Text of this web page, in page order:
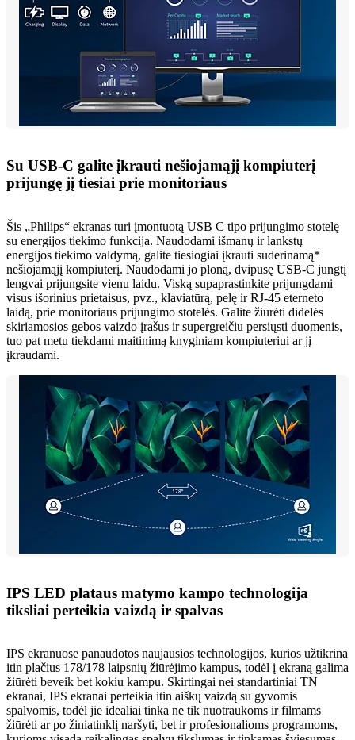
Su USB-C galite įkrauti nešiojamąjį kompiuterį
prijungę jį tiesiai prie monitoriaus
Šis „Philips“ ekranas turi įmontuotą USB C tipo prijungimo stotelę
su energijos tiekimo funkcija. Naudodami išmanų ir lankstų
energijos tiekimo valdymą, galite tiesiogiai įkrauti suderinamą*
nešiojamąjį kompiuterį. Naudodami jo ploną, dvipusę USB-C jungtį
lengvai prijungsite vienu laidu. Viską supaprastinkite prijungdami
visus išorinius prietaisus, pvz., klaviatūrą, pelę ir RJ-45 eterneto
laidą, prie monitoriaus prijungimo stotelės. Galite žiūrėti didelės
skiriamosios gebos vaizdo įrašus ir supergreičiu persiųsti duomenis,
tuo pat metu tiekdami maitinimą knyginiam kompiuteriui ar jį
įkraudami.
IPS LED plataus matymo kampo technologija
tiksliai perteikia vaizdą ir spalvas
IPS ekranuose panaudotos naujausios technologijos, kurios užtikrina
itin plačius 178/178 laipsnių žiūrėjimo kampus, todėl į ekraną galima
žiūrėti beveik bet kokiu kampu. Skirtingai nei standartiniai TN
ekranai, IPS ekranai perteikia itin aiškų vaizdą su gyvomis
spalvomis, todėl jie idealiai tinka ne tik nuotraukoms ir filmams
žiūrėti ar po žiniatinklį naršyti, bet ir profesionalioms programoms,